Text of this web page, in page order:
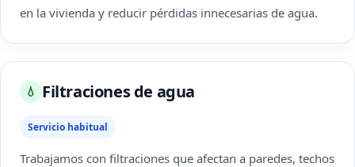
en la vivienda y reducir pérdidas innecesarias de agua.
💧 Filtraciones de agua
Servicio habitual
Trabajamos con filtraciones que afectan a paredes, techos